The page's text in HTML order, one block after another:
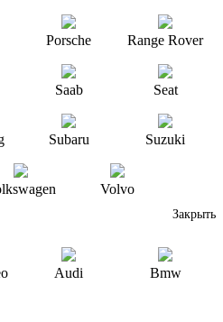
Porsche Range Rover
Saab Seat
Subaru Suzuki
Volvo
Закрыть
Audi Bmw